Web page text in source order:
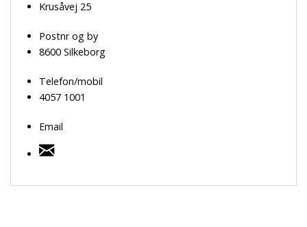
Krusåvej 25
Postnr og by
8600 Silkeborg
Telefon/mobil
4057 1001
Email